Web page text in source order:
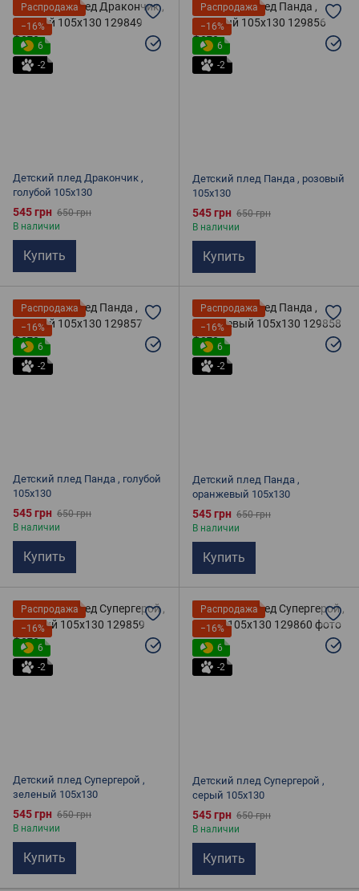
Распродажа
−16%
6
-2
Детский плед Дракончик ,
голубой 105х130
545 грн 650 грн
В наличии
Купить
Распродажа
−16%
6
-2
Детский плед Панда , розовый
105х130
545 грн 650 грн
В наличии
Купить
Распродажа
−16%
6
-2
Детский плед Панда , голубой
105х130
545 грн 650 грн
В наличии
Купить
Распродажа
−16%
6
-2
Детский плед Панда ,
оранжевый 105х130
545 грн 650 грн
В наличии
Купить
Распродажа
−16%
6
-2
Детский плед Супергерой ,
зеленый 105х130
545 грн 650 грн
В наличии
Купить
Распродажа
−16%
6
-2
Детский плед Супергерой ,
серый 105х130
545 грн 650 грн
В наличии
Купить